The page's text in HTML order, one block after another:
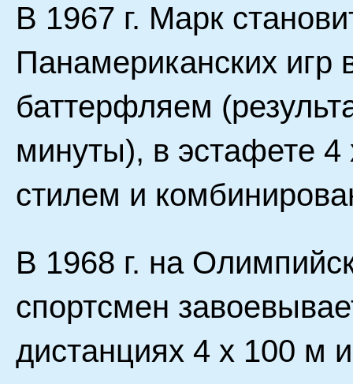
В 1967 г. Марк
Панамериканских игр
баттерфляем
минуты), в эстафете
стилем и
В 1968 г. на
спортсмен
дистанциях 4 х 100 м